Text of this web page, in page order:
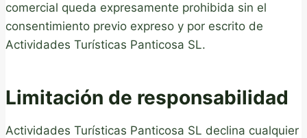
comercial queda expresamente prohibida sin el
consentimiento previo expreso y por escrito de
Actividades Turísticas Panticosa SL.
Limitación de responsabilidad
Actividades Turísticas Panticosa SL declina cualquier